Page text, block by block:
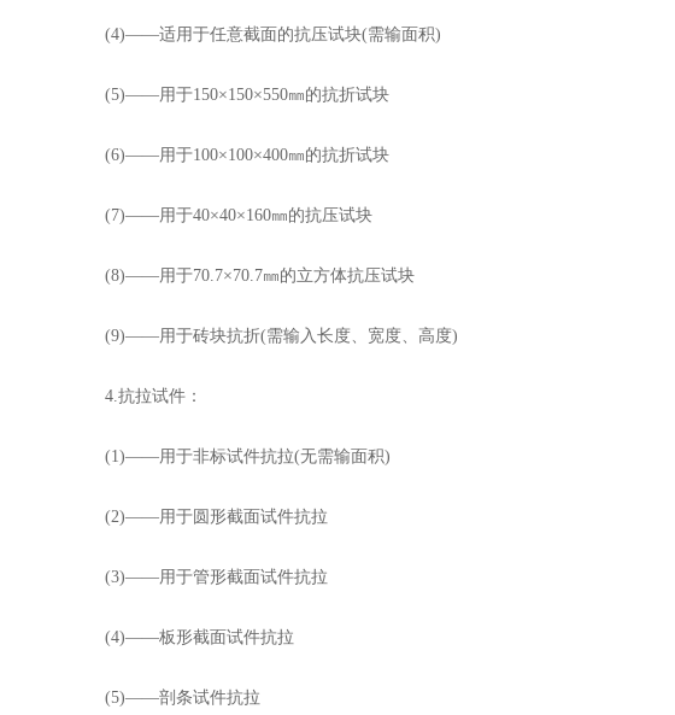
(4)——适用于任意截面的抗压试块(需输面积)
(5)——用于150×150×550㎜的抗折试块
(6)——用于100×100×400㎜的抗折试块
(7)——用于40×40×160㎜的抗压试块
(8)——用于70.7×70.7㎜的立方体抗压试块
(9)——用于砖块抗折(需输入长度、宽度、高度)
4.抗拉试件：
(1)——用于非标试件抗拉(无需输面积)
(2)——用于圆形截面试件抗拉
(3)——用于管形截面试件抗拉
(4)——板形截面试件抗拉
(5)——剖条试件抗拉